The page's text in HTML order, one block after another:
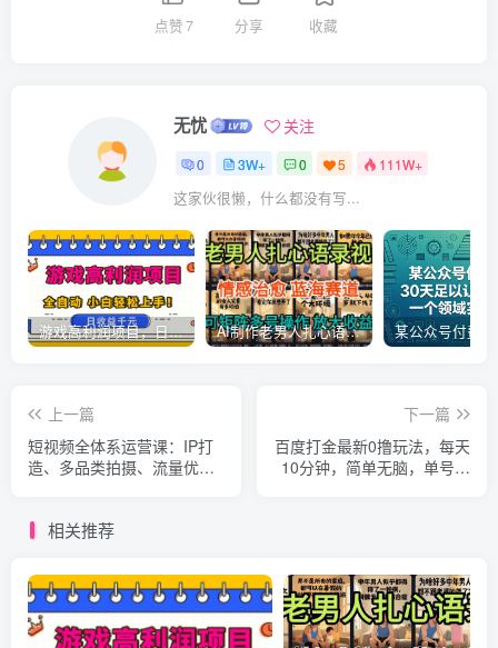
点赞7 分享 收藏
无忧 关注
0 3W+ 0 5 111W+
这家伙很懒，什么都没有写...
游戏高利润项目，日收益1k+，全自动，无需值守，解放双手，小白轻松上手【揭秘】 AI制作老男人扎心语录，5分钟一条，操作简单，流量非常大，保姆级教程
上一篇
短视频全体系运营课：IP打
造、多品类拍摄、流量优化
下一篇
百度打金最新0撸玩法，每天
10分钟，简单无脑，单号收
相关推荐